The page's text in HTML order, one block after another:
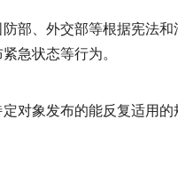
部、外交部等根据宪法和
急状态等行为。
对象发布的能反复适用的